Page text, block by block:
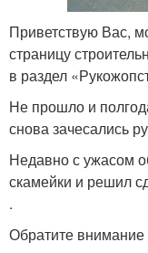
Приветствую Вас,
страницу
в раздел
Не прошло и
снова зачесались
Недавно с ужасом
скамейки и решил
.
Обратите внимание